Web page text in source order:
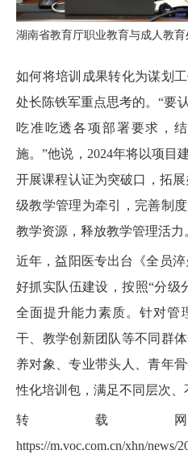
湖南省教育厅职业教育与成人教
如何将培训成果转化为谋划
处长陈铁军重点思考的。“要
吃准吃透各项部署要求，
施。”他说，2024年将以项目
开展课程认证为突破口，拓
级教学管理为牵引，完善制
教学资源，释放教学管理活力
近年，益阳医专出台《全员淬
好抓实队伍建设，按照“分级
全面提升能力素质。针对管
干、教学创新团队等不同群
养对象、专业带头人、青年
性化培训包，满足不同层次、
转载
https://m.voc.com.cn/xhn/news/